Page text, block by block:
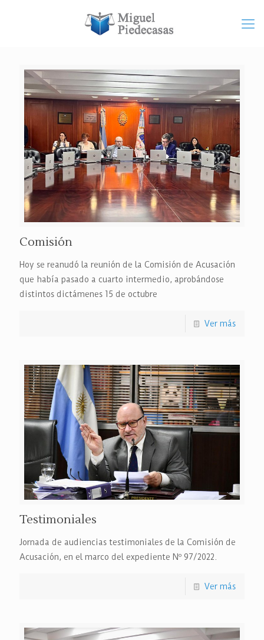
Comisión
Hoy se reanudó la reunión de la Comisión de Acusación
que había pasado a cuarto intermedio, aprobándose
distintos dictámenes 15 de octubre
Ver más
Testimoniales
Jornada de audiencias testimoniales de la Comisión de
Acusación, en el marco del expediente Nº 97/2022.
Ver más